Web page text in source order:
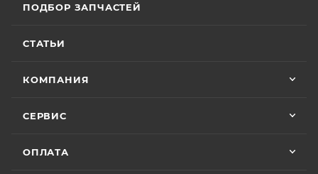
ПОДБОР ЗАПЧАСТЕЙ
СТАТЬИ
КОМПАНИЯ
СЕРВИС
ОПЛАТА